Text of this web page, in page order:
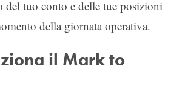
del tuo conto e delle tue posizioni
della giornata operativa.
il Mark to